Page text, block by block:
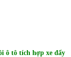
ô tô tích hợp xe đẩy